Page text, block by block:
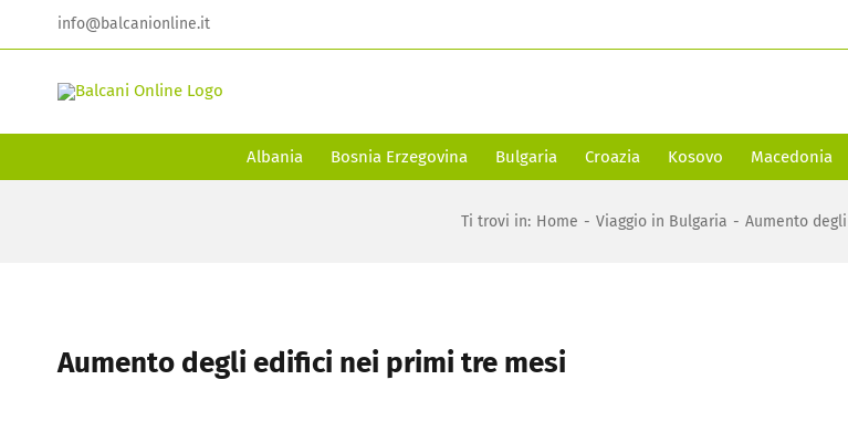
to
info@balcanionline.it
Albania Bosnia Erzegovina Bulgaria Croazia Kosovo Macedonia
Ti trovi in: Home - Viaggio in Bulgaria - Aumento
Aumento degli edifici nei primi tre mesi